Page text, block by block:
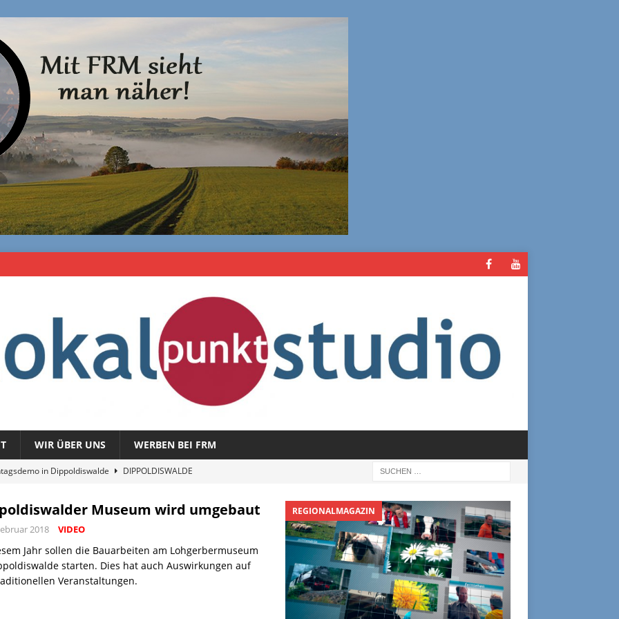
WIR ÜBER UNS WERBEN BEI FRM
in Dippoldiswalde
DIPPOLDISWALDE
1325 – vom 27. Juli 2026
REGIONALMAGAZIN
zu „Fit im Park“
Sommergespräch: Semmelmilda DIPPOLDISWALDE
Museum wird umgebaut
2018 VIDEO
Jahr sollen die Bauarbeiten am Lohgerbermuseum
starten. Dies hat auch Auswirkungen auf
Veranstaltungen.
REGIONALMAGAZIN